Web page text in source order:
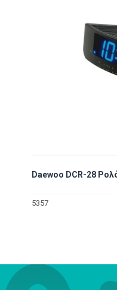
Daewoo DCR-28
5357